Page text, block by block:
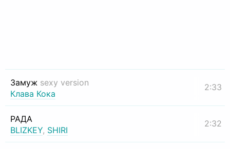
Замуж sexy version
Клава Кока
2:33
РАДА
BLIZKEY, SHIRI
2:32